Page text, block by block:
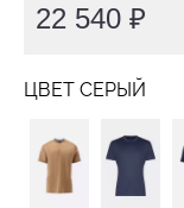
22 540 ₽
ЦВЕТ СЕРЫЙ